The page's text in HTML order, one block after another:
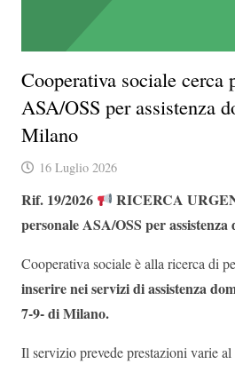
Cooperativa sociale cerca
ASA/OSS per assistenza
Milano
16 Luglio 2026
Rif. 19/2026 RICERCA
personale ASA/OSS per
Cooperativa sociale è alla ricerca di
inserire nei servizi di assistenza
7-9- di Milano.
Il servizio prevede prestazioni varie